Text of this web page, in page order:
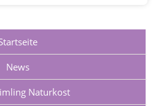
News
Naturkost